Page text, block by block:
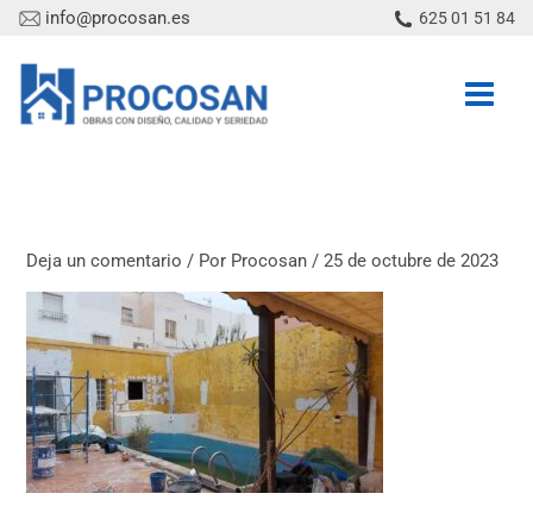
contenido
info@procosan.es 625 01 51 84
Deja un comentario / Por Procosan/25 de octubre de 2023